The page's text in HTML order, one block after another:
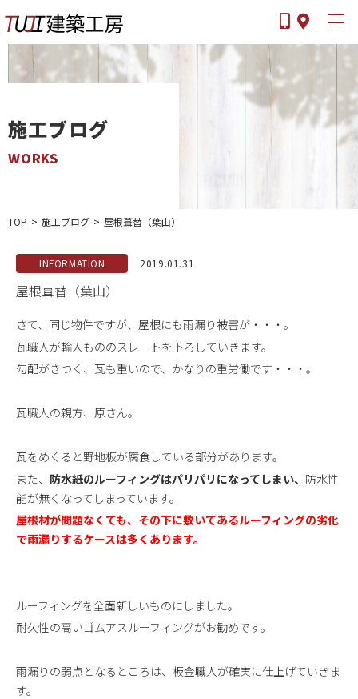
ツジケンとは
選ばれる理由
施工の流れ
施工ブログ
会社案内
新着情報
施工ブログ
WORKS
TOP > 施工ブログ > 屋根葺替（葉山）
INFORMATION 2019.01.31
屋根葺替（葉山）
さて、同じ物件ですが、屋根にも雨漏り被害が・・・。
瓦職人が輸入もののスレートを下ろしていきます。
勾配がきつく、瓦も重いので、かなりの重労働です・・・。
瓦職人の親方、原さん。
瓦をめくると野地板が腐食している部分があります。
また、 防水紙のルーフィングはパリパリになってしまい、 防水性
能が無くなってしまっています。
屋根材が問題なくても、その下に敷いてあるルーフィングの劣化
で雨漏りするケースは多くあります。
ルーフィングを全面新しいものにしました。
耐久性の高いゴムアスルーフィングがお勧めです。
雨漏りの弱点となるところは、板金職人が確実に仕上げていきま
す。